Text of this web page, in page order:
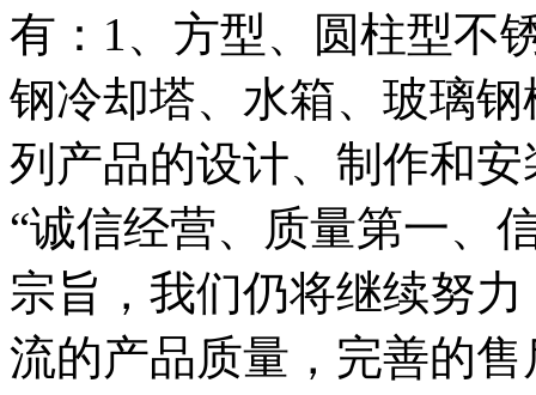
有：1、方型、圆柱型不
钢冷却塔、水箱、玻璃
列产品的设计、制作和安
“诚信经营、质量第一、
宗旨，我们仍将继续努
流的产品质量，完善的